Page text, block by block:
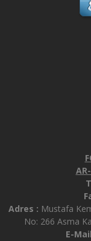
Adres : Mustafa
No: 266 Asma
E-